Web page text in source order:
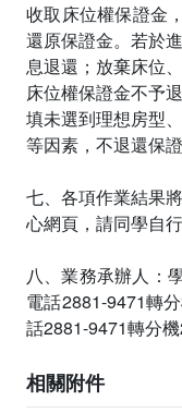
收取床位權保證金
還原保證金。若於
息退還；放棄床位
床位權保證金不予
填未選到理想房型
等因素，不退還保證
七、各項作業結果
心網頁，請同學自
八、業務承辦人：
電話2881-9471轉
話2881-9471轉分機
相關附件